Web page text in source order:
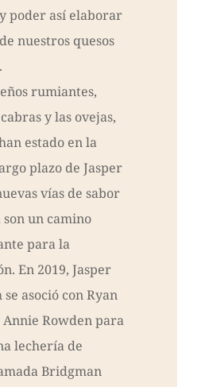
poder así elaborar
nuestros quesos
rumiantes,
y las ovejas,
estado en la
plazo de Jasper
vías de sabor
un camino
para la
En 2019, Jasper
asoció con Ryan
Rowden para
lechería de
Bridgman